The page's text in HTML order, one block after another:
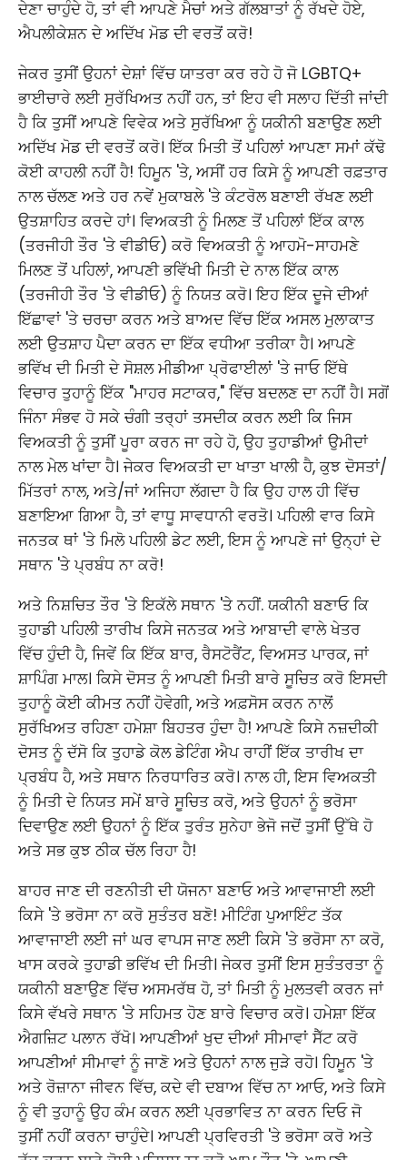
ਦੇਣਾ ਚਾਹੁੰਦੇ ਹੋ, ਤਾਂ ਵੀ ਆਪਣੇ ਮੈਚਾਂ ਅਤੇ ਗੱਲਬਾਤਾਂ ਨੂੰ ਰੱਖਦੇ ਹੋਏ,
ਐਪਲੀਕੇਸ਼ਨ ਦੇ ਅਦਿੱਖ ਮੋਡ ਦੀ ਵਰਤੋਂ ਕਰੋ!
ਜੇਕਰ ਤੁਸੀਂ ਉਹਨਾਂ ਦੇਸ਼ਾਂ ਵਿੱਚ ਯਾਤਰਾ ਕਰ ਰਹੇ ਹੋ ਜੋ LGBTQ+
ਭਾਈਚਾਰੇ ਲਈ ਸੁਰੱਖਿਅਤ ਨਹੀਂ ਹਨ, ਤਾਂ ਇਹ ਵੀ ਸਲਾਹ ਦਿੱਤੀ ਜਾਂਦੀ
ਹੈ ਕਿ ਤੁਸੀਂ ਆਪਣੇ ਵਿਵੇਕ ਅਤੇ ਸੁਰੱਖਿਆ ਨੂੰ ਯਕੀਨੀ ਬਣਾਉਣ ਲਈ
ਅਦਿੱਖ ਮੋਡ ਦੀ ਵਰਤੋਂ ਕਰੋ। ਇੱਕ ਮਿਤੀ ਤੋਂ ਪਹਿਲਾਂ ਆਪਣਾ ਸਮਾਂ ਕੱਢੋ
ਕੋਈ ਕਾਹਲੀ ਨਹੀਂ ਹੈ! ਹਿਮੂਨ 'ਤੇ, ਅਸੀਂ ਹਰ ਕਿਸੇ ਨੂੰ ਆਪਣੀ ਰਫ਼ਤਾਰ
ਨਾਲ ਚੱਲਣ ਅਤੇ ਹਰ ਨਵੇਂ ਮੁਕਾਬਲੇ 'ਤੇ ਕੰਟਰੋਲ ਬਣਾਈ ਰੱਖਣ ਲਈ
ਉਤਸ਼ਾਹਿਤ ਕਰਦੇ ਹਾਂ। ਵਿਅਕਤੀ ਨੂੰ ਮਿਲਣ ਤੋਂ ਪਹਿਲਾਂ ਇੱਕ ਕਾਲ
(ਤਰਜੀਹੀ ਤੌਰ 'ਤੇ ਵੀਡੀਓ) ਕਰੋ ਵਿਅਕਤੀ ਨੂੰ ਆਹਮੋ-ਸਾਹਮਣੇ
ਮਿਲਣ ਤੋਂ ਪਹਿਲਾਂ, ਆਪਣੀ ਭਵਿੱਖੀ ਮਿਤੀ ਦੇ ਨਾਲ ਇੱਕ ਕਾਲ
(ਤਰਜੀਹੀ ਤੌਰ 'ਤੇ ਵੀਡੀਓ) ਨੂੰ ਨਿਯਤ ਕਰੋ। ਇਹ ਇੱਕ ਦੂਜੇ ਦੀਆਂ
ਇੱਛਾਵਾਂ 'ਤੇ ਚਰਚਾ ਕਰਨ ਅਤੇ ਬਾਅਦ ਵਿੱਚ ਇੱਕ ਅਸਲ ਮੁਲਾਕਾਤ
ਲਈ ਉਤਸ਼ਾਹ ਪੈਦਾ ਕਰਨ ਦਾ ਇੱਕ ਵਧੀਆ ਤਰੀਕਾ ਹੈ। ਆਪਣੇ
ਭਵਿੱਖ ਦੀ ਮਿਤੀ ਦੇ ਸੋਸ਼ਲ ਮੀਡੀਆ ਪ੍ਰੋਫਾਈਲਾਂ 'ਤੇ ਜਾਓ ਇੱਥੇ
ਵਿਚਾਰ ਤੁਹਾਨੂੰ ਇੱਕ "ਮਾਹਰ ਸਟਾਕਰ," ਵਿੱਚ ਬਦਲਣ ਦਾ ਨਹੀਂ ਹੈ। ਸਗੋਂ
ਜਿੰਨਾ ਸੰਭਵ ਹੋ ਸਕੇ ਚੰਗੀ ਤਰ੍ਹਾਂ ਤਸਦੀਕ ਕਰਨ ਲਈ ਕਿ ਜਿਸ
ਵਿਅਕਤੀ ਨੂੰ ਤੁਸੀਂ ਪੂਰਾ ਕਰਨ ਜਾ ਰਹੇ ਹੋ, ਉਹ ਤੁਹਾਡੀਆਂ ਉਮੀਦਾਂ
ਨਾਲ ਮੇਲ ਖਾਂਦਾ ਹੈ। ਜੇਕਰ ਵਿਅਕਤੀ ਦਾ ਖਾਤਾ ਖਾਲੀ ਹੈ, ਕੁਝ ਦੋਸਤਾਂ/
ਮਿੱਤਰਾਂ ਨਾਲ, ਅਤੇ/ਜਾਂ ਅਜਿਹਾ ਲੱਗਦਾ ਹੈ ਕਿ ਉਹ ਹਾਲ ਹੀ ਵਿੱਚ
ਬਣਾਇਆ ਗਿਆ ਹੈ, ਤਾਂ ਵਾਧੂ ਸਾਵਧਾਨੀ ਵਰਤੋ। ਪਹਿਲੀ ਵਾਰ ਕਿਸੇ
ਜਨਤਕ ਥਾਂ 'ਤੇ ਮਿਲੋ ਪਹਿਲੀ ਡੇਟ ਲਈ, ਇਸ ਨੂੰ ਆਪਣੇ ਜਾਂ ਉਨ੍ਹਾਂ ਦੇ
ਸਥਾਨ 'ਤੇ ਪ੍ਰਬੰਧ ਨਾ ਕਰੋ!
ਅਤੇ ਨਿਸ਼ਚਿਤ ਤੌਰ 'ਤੇ ਇਕੱਲੇ ਸਥਾਨ 'ਤੇ ਨਹੀਂ. ਯਕੀਨੀ ਬਣਾਓ ਕਿ
ਤੁਹਾਡੀ ਪਹਿਲੀ ਤਾਰੀਖ ਕਿਸੇ ਜਨਤਕ ਅਤੇ ਆਬਾਦੀ ਵਾਲੇ ਖੇਤਰ
ਵਿੱਚ ਹੁੰਦੀ ਹੈ, ਜਿਵੇਂ ਕਿ ਇੱਕ ਬਾਰ, ਰੈਸਟੋਰੈਂਟ, ਵਿਅਸਤ ਪਾਰਕ, ​​ਜਾਂ
ਸ਼ਾਪਿੰਗ ਮਾਲ। ਕਿਸੇ ਦੋਸਤ ਨੂੰ ਆਪਣੀ ਮਿਤੀ ਬਾਰੇ ਸੂਚਿਤ ਕਰੋ ਇਸਦੀ
ਤੁਹਾਨੂੰ ਕੋਈ ਕੀਮਤ ਨਹੀਂ ਹੋਵੇਗੀ, ਅਤੇ ਅਫ਼ਸੋਸ ਕਰਨ ਨਾਲੋਂ
ਸੁਰੱਖਿਅਤ ਰਹਿਣਾ ਹਮੇਸ਼ਾ ਬਿਹਤਰ ਹੁੰਦਾ ਹੈ! ਆਪਣੇ ਕਿਸੇ ਨਜ਼ਦੀਕੀ
ਦੋਸਤ ਨੂੰ ਦੱਸੋ ਕਿ ਤੁਹਾਡੇ ਕੋਲ ਡੇਟਿੰਗ ਐਪ ਰਾਹੀਂ ਇੱਕ ਤਾਰੀਖ ਦਾ
ਪ੍ਰਬੰਧ ਹੈ, ਅਤੇ ਸਥਾਨ ਨਿਰਧਾਰਿਤ ਕਰੋ। ਨਾਲ ਹੀ, ਇਸ ਵਿਅਕਤੀ
ਨੂੰ ਮਿਤੀ ਦੇ ਨਿਯਤ ਸਮੇਂ ਬਾਰੇ ਸੂਚਿਤ ਕਰੋ, ਅਤੇ ਉਹਨਾਂ ਨੂੰ ਭਰੋਸਾ
ਦਿਵਾਉਣ ਲਈ ਉਹਨਾਂ ਨੂੰ ਇੱਕ ਤੁਰੰਤ ਸੁਨੇਹਾ ਭੇਜੋ ਜਦੋਂ ਤੁਸੀਂ ਉੱਥੇ ਹੋ
ਅਤੇ ਸਭ ਕੁਝ ਠੀਕ ਚੱਲ ਰਿਹਾ ਹੈ!
ਬਾਹਰ ਜਾਣ ਦੀ ਰਣਨੀਤੀ ਦੀ ਯੋਜਨਾ ਬਣਾਓ ਅਤੇ ਆਵਾਜਾਈ ਲਈ
ਕਿਸੇ 'ਤੇ ਭਰੋਸਾ ਨਾ ਕਰੋ ਸੁਤੰਤਰ ਬਣੋ! ਮੀਟਿੰਗ ਪੁਆਇੰਟ ਤੱਕ
ਆਵਾਜਾਈ ਲਈ ਜਾਂ ਘਰ ਵਾਪਸ ਜਾਣ ਲਈ ਕਿਸੇ 'ਤੇ ਭਰੋਸਾ ਨਾ ਕਰੋ,
ਖਾਸ ਕਰਕੇ ਤੁਹਾਡੀ ਭਵਿੱਖ ਦੀ ਮਿਤੀ। ਜੇਕਰ ਤੁਸੀਂ ਇਸ ਸੁਤੰਤਰਤਾ ਨੂੰ
ਯਕੀਨੀ ਬਣਾਉਣ ਵਿੱਚ ਅਸਮਰੱਥ ਹੋ, ਤਾਂ ਮਿਤੀ ਨੂੰ ਮੁਲਤਵੀ ਕਰਨ ਜਾਂ
ਕਿਸੇ ਵੱਖਰੇ ਸਥਾਨ 'ਤੇ ਸਹਿਮਤ ਹੋਣ ਬਾਰੇ ਵਿਚਾਰ ਕਰੋ। ਹਮੇਸ਼ਾ ਇੱਕ
ਐਗਜ਼ਿਟ ਪਲਾਨ ਰੱਖੋ। ਆਪਣੀਆਂ ਖੁਦ ਦੀਆਂ ਸੀਮਾਵਾਂ ਸੈੱਟ ਕਰੋ
ਆਪਣੀਆਂ ਸੀਮਾਵਾਂ ਨੂੰ ਜਾਣੋ ਅਤੇ ਉਹਨਾਂ ਨਾਲ ਜੁੜੇ ਰਹੋ। ਹਿਮੂਨ 'ਤੇ
ਅਤੇ ਰੋਜ਼ਾਨਾ ਜੀਵਨ ਵਿੱਚ, ਕਦੇ ਵੀ ਦਬਾਅ ਵਿੱਚ ਨਾ ਆਓ, ਅਤੇ ਕਿਸੇ
ਨੂੰ ਵੀ ਤੁਹਾਨੂੰ ਉਹ ਕੰਮ ਕਰਨ ਲਈ ਪ੍ਰਭਾਵਿਤ ਨਾ ਕਰਨ ਦਿਓ ਜੋ
ਤੁਸੀਂ ਨਹੀਂ ਕਰਨਾ ਚਾਹੁੰਦੇ। ਆਪਣੀ ਪ੍ਰਵਿਰਤੀ 'ਤੇ ਭਰੋਸਾ ਕਰੋ ਅਤੇ